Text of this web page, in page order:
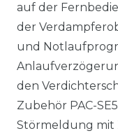
auf der
der
und
den
Zubehör PAC-
Störmeldung mit